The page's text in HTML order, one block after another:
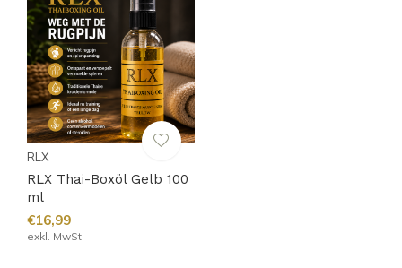
RLX
RLX Thai-Boxöl Gelb 100
ml
€16,99
exkl. MwSt.